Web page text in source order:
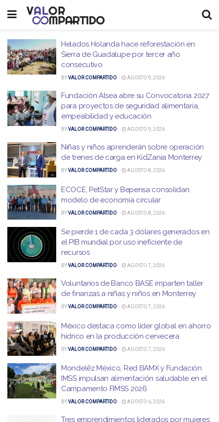
Helados Holanda hace reforestación en
Sierra de Guadalupe por tercer año
consecutivo
BYVALOR COMPARTIDO AGOSTO 9, 2026
Fundación Alsea abre su Convocatoria 2027
para proyectos de seguridad alimentaria,
empeabilidad y educación
BYVALOR COMPARTIDO AGOSTO 9, 2026
Niñas y niños aprenderán sobre operación
de trenes de carga en KidZania Monterrey
BYVALOR COMPARTIDO AGOSTO 8, 2026
ECOCE, PetStar y Bepensa consolidan
modelo de economía circular
BYVALOR COMPARTIDO AGOSTO 8, 2026
Se pierde 1 de cada 3 dólares generados en
el PIB mundial por uso ineficiente de
recursos
BYVALOR COMPARTIDO AGOSTO 7, 2026
Voluntarios de Banco BASE imparten taller
de finanzas a niñas y niños en Monterrey
BYVALOR COMPARTIDO AGOSTO 7, 2026
México destaca como líder global en ahorro
hídrico en la producción cervecera
BYVALOR COMPARTIDO AGOSTO 7, 2026
Mondelēz México, Red BAMX y Fundación
IMSS impulsan alimentación saludable en el
Campamento FIMSS 2026
BYVALOR COMPARTIDO AGOSTO 6, 2026
Tres emprendimientos liderados por mujeres